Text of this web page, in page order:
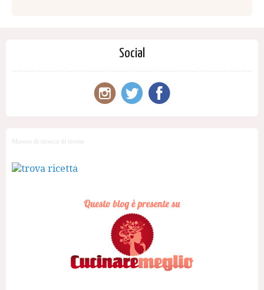
Social
Motore di ricerca di ricette